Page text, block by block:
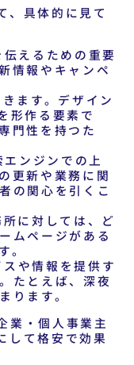
、具体的に見て
えるための重要
情報やキャンペ
ます。デザイン
形作る要素で
門性を持つた
ンジンでの上
更新や業務に関
の関心を引くこ
に対しては、ど
ムページがある
。
や情報を提供す
たとえば、深夜
ります。
業・個人事業主
して格安で効果